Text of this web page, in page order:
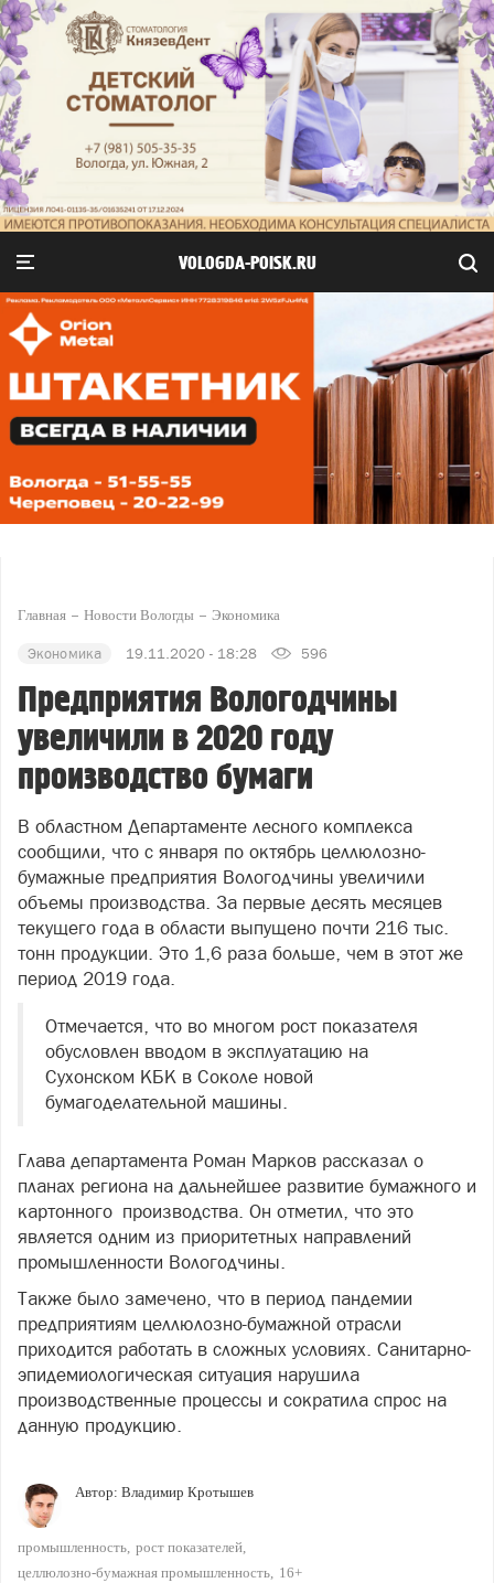
VOLOGDA-POISK.RU
Главная Новости Вологды Экономика
Экономика 19.11.2020 - 18:28 596
Предприятия Вологодчины
увеличили в 2020 году
производство бумаги
В областном Департаменте лесного комплекса
сообщили, что с января по октябрь целлюлозно-
бумажные предприятия Вологодчины увеличили
объемы производства. За первые десять месяцев
текущего года в области выпущено почти 216 тыс.
тонн продукции. Это 1,6 раза больше, чем в этот же
период 2019 года.
Отмечается, что во многом рост показателя
обусловлен вводом в эксплуатацию на
Сухонском КБК в Соколе новой
бумагоделательной машины.
Глава департамента Роман Марков рассказал о
планах региона на дальнейшее развитие бумажного и
картонного производства. Он отметил, что это
является одним из приоритетных направлений
промышленности Вологодчины.
Также было замечено, что в период пандемии
предприятиям целлюлозно-бумажной отрасли
приходится работать в сложных условиях. Санитарно-
эпидемиологическая ситуация нарушила
производственные процессы и сократила спрос на
данную продукцию.
Автор: Владимир Кротышев
промышленность рост показателей
целлюлозно-бумажная промышленность 16+